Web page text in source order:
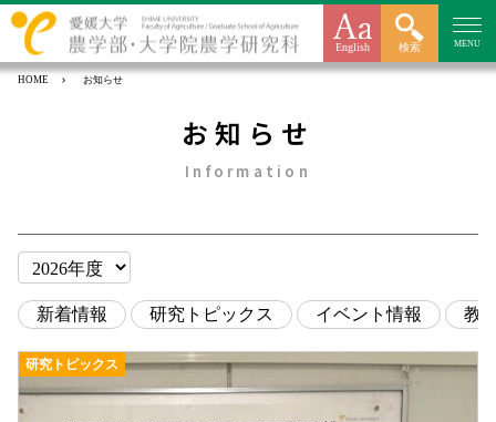
English 検索 MENU
HOME お知らせ
お知らせ
Information
新着情報 研究トピックス イベント情報 教
研究トピックス